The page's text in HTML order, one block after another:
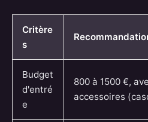
Critère
s
Budget
d'entré
e
800 à 1500 €,
accessoires